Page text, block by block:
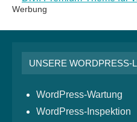
Werbung
UNSERE WORDPRESS-
WordPress-Wartung
WordPress-Inspektion